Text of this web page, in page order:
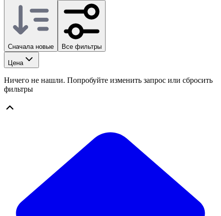
Сначала новые Все фильтры
Цена
Ничего не нашли. Попробуйте изменить запрос или сбросить
фильтры